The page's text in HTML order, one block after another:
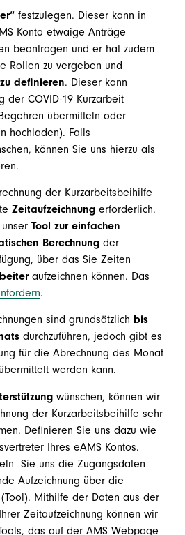
festzulegen. Dieser kann in
Konto etwaige Anträge
beantragen und er hat zudem
Rollen zu vergeben und
definieren. Dieser kann
der COVID-19 Kurzarbeit
übermitteln oder
hochladen). Falls
können Sie uns hierzu als
der Kurzarbeitsbeihilfe
Zeitaufzeichnung erforderlich.
Tool zur einfachen
Berechnung der
über das Sie Zeiten
aufzeichnen können. Das
.
sind grundsätzlich bis
durchzuführen, jedoch gibt es
für die Abrechnung des Monat
werden kann.
wünschen, können wir
der Kurzarbeitsbeihilfe sehr
Definieren Sie uns dazu wie
Ihres eAMS Kontos.
Sie uns die Zugangsdaten
Aufzeichnung über die
Mithilfe der Daten aus der
Zeitaufzeichnung können wir
das auf der AMS Webpage